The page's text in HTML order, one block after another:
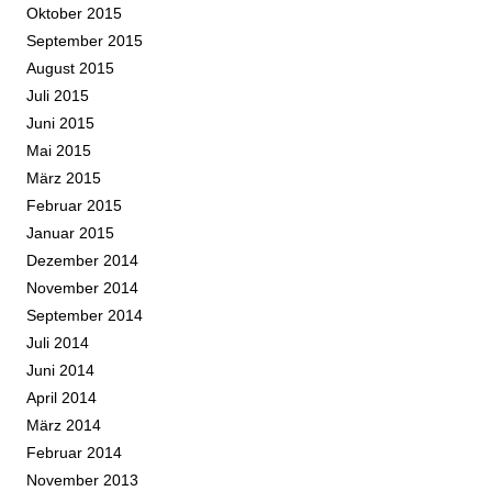
Oktober 2015
September 2015
August 2015
Juli 2015
Juni 2015
Mai 2015
März 2015
Februar 2015
Januar 2015
Dezember 2014
November 2014
September 2014
Juli 2014
Juni 2014
April 2014
März 2014
Februar 2014
November 2013